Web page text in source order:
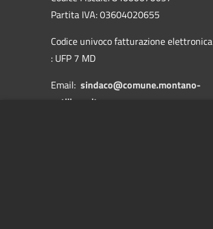
Partita IVA: 03604020655
Codice univoco fatturazione elettronica
: UFP 7 MD
Email: sindaco@comune.montano-
antilia.sa.it